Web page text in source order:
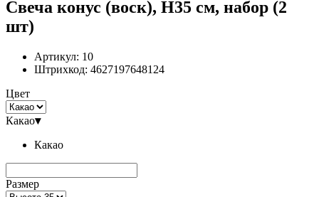
Свеча конус (воск), H35 см, набор (2
шт)
Артикул: 10
Штрихкод: 4627197648124
Цвет
Какао▾
Какао
Размер